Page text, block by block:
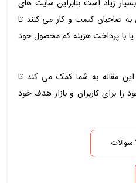
زیاد است بنابراین سایت های
به صاحبان کسب و کار می کنند تا
یا با پرداخت هزینه کم محصول خود
مقاله به شما کمک می کند تا
را برای کاربران و بازار هدف خود
سوالات